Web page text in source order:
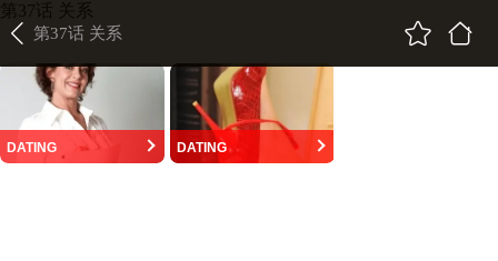
第37话 关系
第37话 关系
DATING DATING